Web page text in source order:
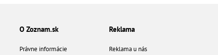
O Zoznam.sk
Právne informácie
Reklama
Reklama u nás